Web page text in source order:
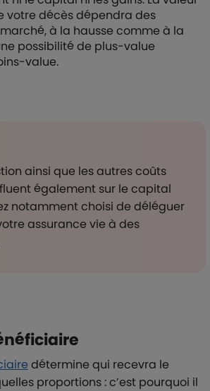
votre décès dépendra des
à la hausse comme à la
possibilité de plus-value
value.
ainsi que les autres coûts
également sur le capital
notamment choisi de déléguer
assurance vie à des
détermine qui recevra le
proportions : c’est pourquoi il